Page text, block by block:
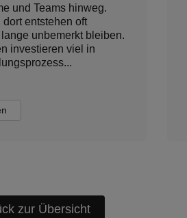
viel Zeit in
und
In vielen Unternehmen
jedoch eine zentrale
zur Übersicht